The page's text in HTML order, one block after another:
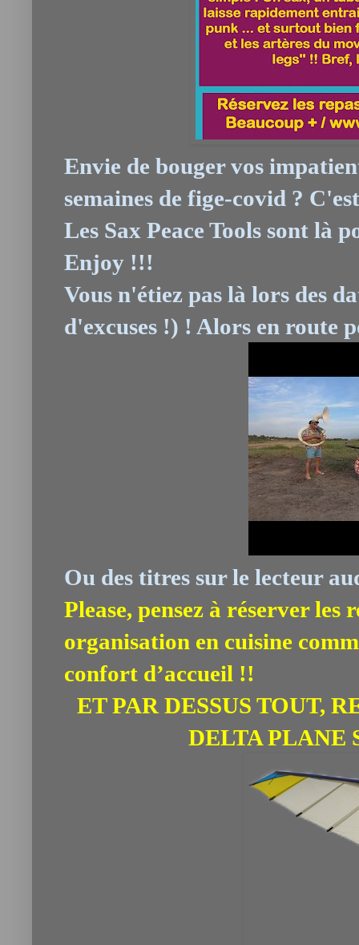
Envie de bouger vos
semaines de fige-covid ?
Les Sax Peace Tools sont là
Enjoy !!!
Vous n'étiez pas là lors des
d'excuses !) ! Alors en route
Ou des titres sur le lecteur
Please, pensez à réserver
organisation en cuisine
confort d’accueil !!
ET PAR DESSUS TOUT,
DELTA PLANE